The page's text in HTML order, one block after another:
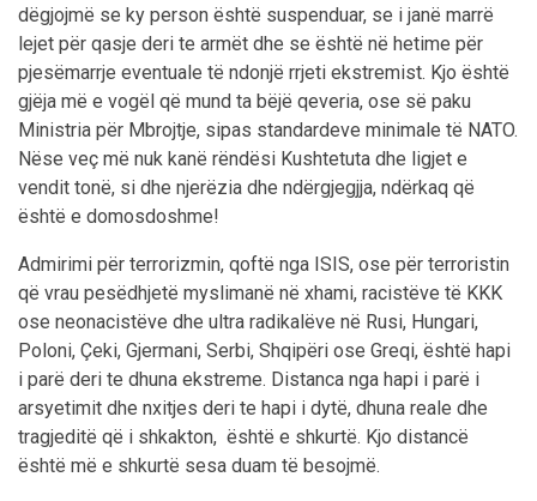
dëgjojmë se ky person është suspenduar, se i janë marrë
lejet për qasje deri te armët dhe se është në hetime për
pjesëmarrje eventuale të ndonjë rrjeti ekstremist. Kjo është
gjëja më e vogël që mund ta bëjë qeveria, ose së paku
Ministria për Mbrojtje, sipas standardeve minimale të NATO.
Nëse veç më nuk kanë rëndësi Kushtetuta dhe ligjet e
vendit tonë, si dhe njerëzia dhe ndërgjegjja, ndërkaq që
është e domosdoshme!
Admirimi për terrorizmin, qoftë nga ISIS, ose për terroristin
që vrau pesëdhjetë myslimanë në xhami, racistëve të KKK
ose neonacistëve dhe ultra radikalëve në Rusi, Hungari,
Poloni, Çeki, Gjermani, Serbi, Shqipëri ose Greqi, është hapi
i parë deri te dhuna ekstreme. Distanca nga hapi i parë i
arsyetimit dhe nxitjes deri te hapi i dytë, dhuna reale dhe
tragjeditë që i shkakton, është e shkurtë. Kjo distancë
është më e shkurtë sesa duam të besojmë.